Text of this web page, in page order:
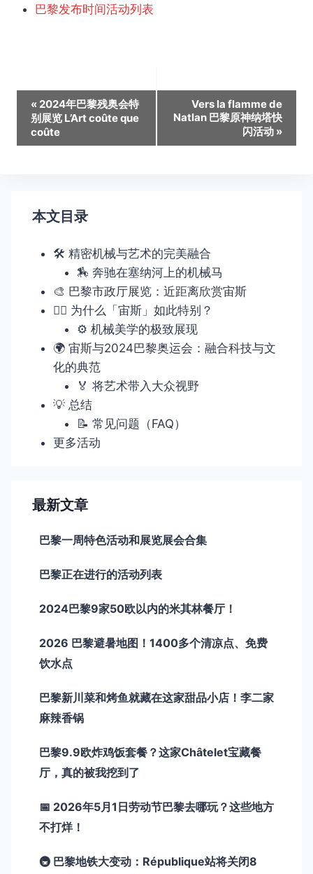
巴黎发布时间活动列表
活
动
导
« 2024年巴黎残奥会特
别展览 L’Art coûte que
coûte
Vers la flamme de
Natlan 巴黎原神纳塔快
闪活动 »
本文目录
🛠️ 精密机械与艺术的完美融合
🏇 奔驰在塞纳河上的机械马
🎨 巴黎市政厅展览：近距离欣赏宙斯
🚶‍♂️ 为什么「宙斯」如此特别？
⚙️ 机械美学的极致展现
🌍 宙斯与2024巴黎奥运会：融合科技与文
化的典范
🏅 将艺术带入大众视野
💡 总结
📝 常见问题（FAQ）
更多活动
最新文章
巴黎一周特色活动和展览展会合集
巴黎正在进行的活动列表
2024巴黎9家50欧以内的米其林餐厅！
2026 巴黎避暑地图！1400多个清凉点、免费
饮水点
巴黎新川菜和烤鱼就藏在这家甜品小店！李二家
麻辣香锅
巴黎9.9欧炸鸡饭套餐？这家Châtelet宝藏餐
厅，真的被我挖到了
📅 2026年5月1日劳动节巴黎去哪玩？这些地方
不打烊！
🚇 巴黎地铁大变动：République站将关闭8